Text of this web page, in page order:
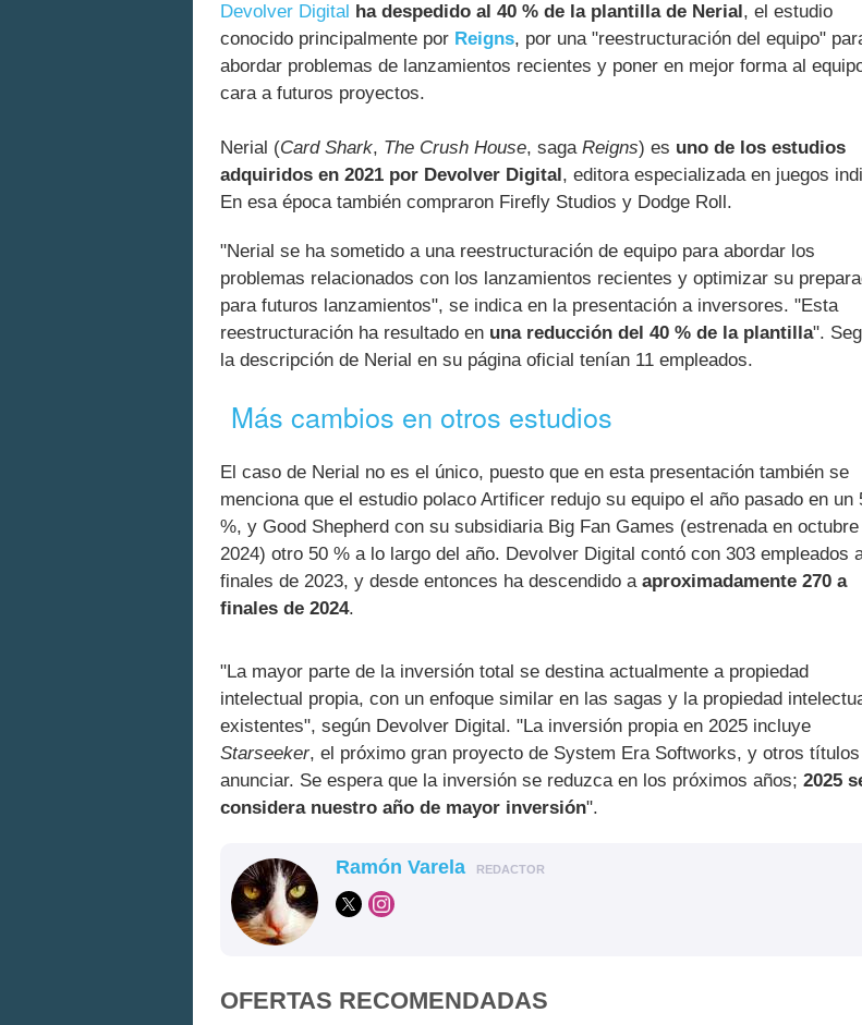
Devolver Digital ha despedido al 40 % de la plantilla de Nerial , el estudio
conocido principalmente por Reigns, por una "reestructuración del equipo"
abordar problemas de lanzamientos recientes y poner en mejor forma al
cara a futuros proyectos.
Nerial (Card Shark, The Crush House, saga Reigns) es uno de los estudios
adquiridos en 2021 por Devolver Digital , editora especializada en juegos
En esa época también compraron Firefly Studios y Dodge Roll.
"Nerial se ha sometido a una reestructuración de equipo para abordar los
problemas relacionados con los lanzamientos recientes y optimizar su
para futuros lanzamientos", se indica en la presentación a inversores. "Esta
reestructuración ha resultado en una reducción del 40 % de la plantilla".
la descripción de Nerial en su página oficial tenían 11 empleados.
Más cambios en otros estudios
El caso de Nerial no es el único, puesto que en esta presentación también se
menciona que el estudio polaco Artificer redujo su equipo el año pasado en un
%, y Good Shepherd con su subsidiaria Big Fan Games (estrenada en
2024) otro 50 % a lo largo del año. Devolver Digital contó con 303 empleados
finales de 2023, y desde entonces ha descendido a aproximadamente 270 a
finales de 2024.
"La mayor parte de la inversión total se destina actualmente a propiedad
intelectual propia, con un enfoque similar en las sagas y la propiedad
existentes", según Devolver Digital. "La inversión propia en 2025 incluye
Starseeker, el próximo gran proyecto de System Era Softworks, y otros
anunciar. Se espera que la inversión se reduzca en los próximos años; 2025
considera nuestro año de mayor inversión".
Ramón Varela REDACTOR
OFERTAS RECOMENDADAS